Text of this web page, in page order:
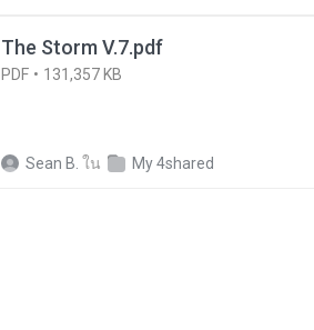
The Storm V.7.pdf
PDF 131,357 KB
Sean B. ใน My 4shared